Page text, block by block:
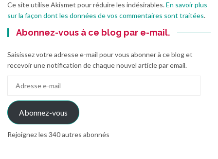
Ce site utilise Akismet pour réduire les indésirables.En savoir plus
sur la façon dont les données de vos commentaires sont traitées.
Abonnez-vous à ce blog par e-mail.
Saisissez votre adresse e-mail pour vous abonner à ce blog et
recevoir une notification de chaque nouvel article par email.
mail
Abonnez-vous
Rejoignez les 340 autres abonnés